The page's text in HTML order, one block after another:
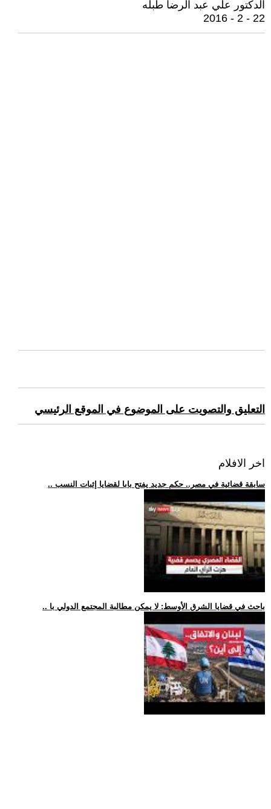
الدكتور علي عبد الرضا طبله
22 - 2 - 2016
التعليق والتصويت على الموضوع في الموقع الرئيسي
اخر الافلام
.. سابقة قضائية في مصر.. حكم جديد يفتح بابا لقضايا إثبات النسب
.. باحث في قضايا الشرق الأوسط: لا يمكن مطالبة المجتمع الدولي با